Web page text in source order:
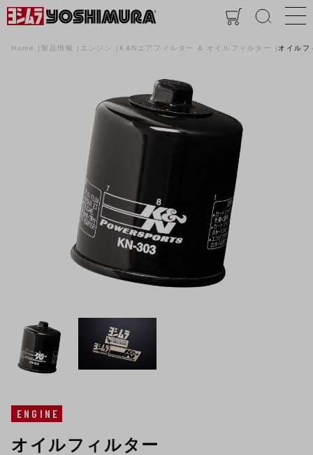
Home 製品情報 エンジン K&Nエアフィルター & オイルフィルター オイルフ
ENGINE
オイルフィルター